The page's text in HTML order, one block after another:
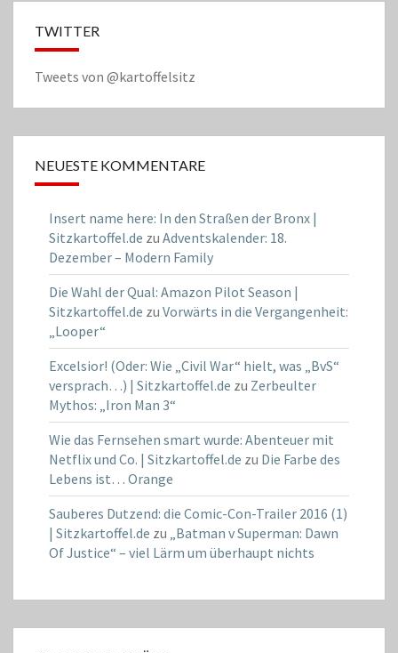
TWITTER
Tweets von @kartoffelsitz
NEUESTE KOMMENTARE
Insert name here: In den Straßen der Bronx |
Sitzkartoffel.de zu Adventskalender: 18.
Dezember – Modern Family
Die Wahl der Qual: Amazon Pilot Season |
Sitzkartoffel.de zu Vorwärts in die Vergangenheit:
„Looper“
Excelsior! (Oder: Wie „Civil War“ hielt, was „BvS“
versprach…) | Sitzkartoffel.de zu Zerbeulter
Mythos: „Iron Man 3“
Wie das Fernsehen smart wurde: Abenteuer mit
Netflix und Co. | Sitzkartoffel.de zu Die Farbe des
Lebens ist… Orange
Sauberes Dutzend: die Comic-Con-Trailer 2016 (1)
| Sitzkartoffel.de zu „Batman v Superman: Dawn
Of Justice“ – viel Lärm um überhaupt nichts